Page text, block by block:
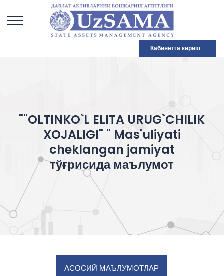
Кабинетга кириш
""OLTINKO`L ELITA URUG`CHILIK
XOJALIGI" " Mas'uliyati
cheklangan jamiyat
тўғрисида маълумот
АСОСИЙ МАЪЛУМОТЛАР